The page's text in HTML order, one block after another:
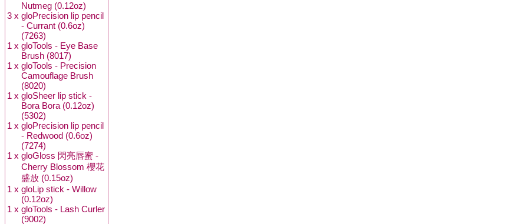
Nutmeg (0.12oz)
3 x gloPrecision lip pencil
- Currant (0.6oz)
(7263)
1 x gloTools - Eye Base
Brush (8017)
1 x gloTools - Precision
Camouflage Brush
(8020)
1 x gloSheer lip stick -
Bora Bora (0.12oz)
(5302)
1 x gloPrecision lip pencil
- Redwood (0.6oz)
(7274)
1 x gloGloss 閃亮唇蜜 -
Cherry Blossom 櫻花
盛放 (0.15oz)
1 x gloLip stick - Willow
(0.12oz)
1 x gloTools - Lash Curler
(9002)